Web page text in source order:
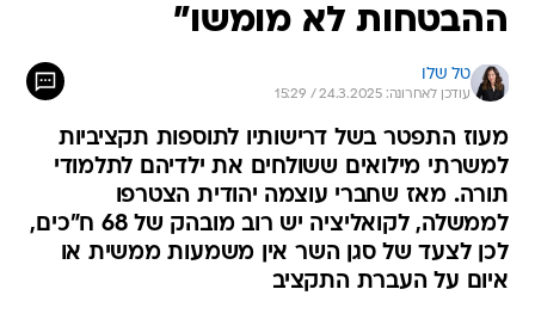
ההבטחות לא מומשו"
טל שלו
עודכן לאחרונה: 24.3.2025 / 15:29
מעוז התפטר בשל דרישותיו לתוספות תקציביות
למשרתי מילואים ששולחים את ילדיהם לתלמודי
תורה. מאז שחברי עוצמה יהודית הצטרפו
לממשלה, לקואליציה יש רוב מובהק של 68 ח"כים,
לכן לצעד של סגן השר אין משמעות ממשית או
איום על העברת התקציב